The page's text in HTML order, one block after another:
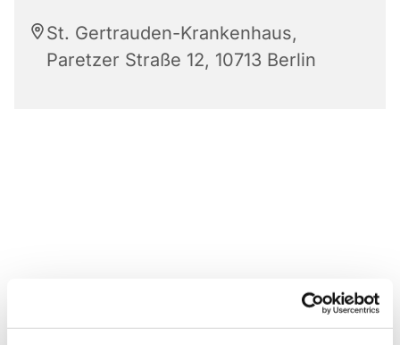
St. Gertrauden-Krankenhaus,
Paretzer Straße 12, 10713 Berlin